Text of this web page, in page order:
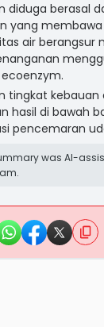
diduga berasal
yang membawa
air berangsur
tingkat kebauan
hasil di bawah
pencemaran
was AI-